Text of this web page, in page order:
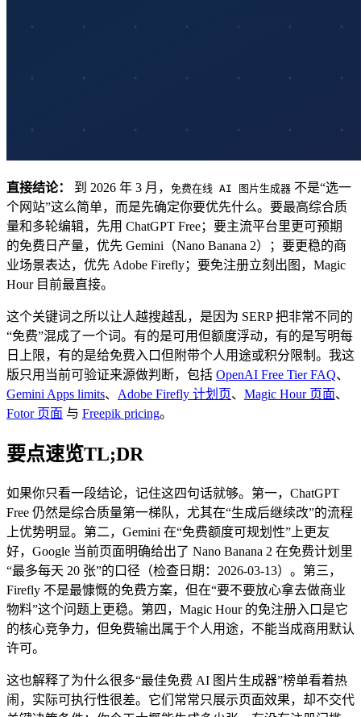
直接结论： 到 2026 年 3 月， 免费在线 AI 图片生成器 不是“选一
个网站”这么简单，而是先确定你要优先什么。要最高综合质
量和多轮编辑，先用 ChatGPT Free；要主流平台里更可预期
的免费日产量，优先 Gemini（Nano Banana 2）；要更稳的商
业场景表达，优先 Adobe Firefly；要免注册立刻出图，Magic
Hour 目前最直接。
这个关键词之所以让人越搜越乱，是因为 SERP 把非常不同的
“免费”混成了一个词。有的是可用但额度浮动，有的是写明每
日上限，有的是给免费入口但附带个人用途或积分限制。我这
版只用当前可验证来源做判断，包括 OpenAI Free Tier FAQ、
Gemini Apps limits、 Adobe Firefly 计划页、 Magic Hour 页面、
Fotor 页面 与 Freepik pricing。
要点速览TL;DR
如果你只看一段结论，记住这四句话就够。第一，ChatGPT
Free 仍然是综合质量第一梯队，尤其在“生成后继续改”的流程
上优势明显。第二，Gemini 在“免费额度可规划性”上更友
好，Google 当前页面明确给出了 Nano Banana 2 在免费计划里
“最多每天 20 张”的口径（检查日期：2026-03-13）。第三，
Firefly 不是最慷慨的免费方案，但在“要不要放心拿去做商业
物料”这个问题上更稳。第四，Magic Hour 的免注册入口是它
的核心竞争力，但免费输出属于个人用途，不能当成商用默认
许可。
这也解释了为什么很多“最佳免费 AI 图片生成器”榜单看着热
闹，实际可执行性很差。它们常常只展示页面效果，却不交代